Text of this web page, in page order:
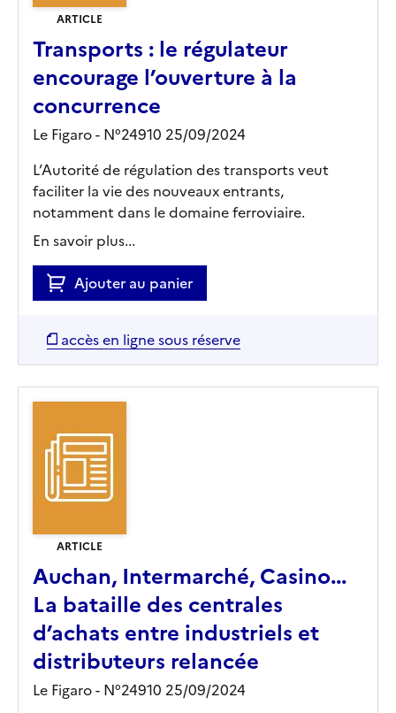
ARTICLE
Transports : le régulateur
encourage l’ouverture à la
concurrence
Le Figaro - N°24910 25/09/2024
L’Autorité de régulation des transports veut
faciliter la vie des nouveaux entrants,
notamment dans le domaine ferroviaire.
En savoir plus...
Ajouter au panier
accès en ligne sous réserve
ARTICLE
Auchan, Intermarché, Casino...
La bataille des centrales
d’achats entre industriels et
distributeurs relancée
Le Figaro - N°24910 25/09/2024